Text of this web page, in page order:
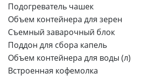
Подогреватель чашек
Объем контейнера для зерен
Съемный заварочный блок
Поддон для сбора капель
Объем контейнера для воды (л)
Встроенная кофемолка